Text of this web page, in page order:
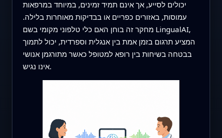
יכולים לסייע, אך אינם תמיד זמינים, במיוחד במרפאות
עמוסות, באזורים כפריים או בבדיקות מאוחרות בלילה.
מחקר זה בוחן האם כלי טלפוני מקומי בשם LingualAI,
המציע תרגום בזמן אמת בין אנגלית וספרדית, יכול לתמוך
בבטחה בשיחות בין רופא למטופל כאשר מתורגמן אנושי
אינו נגיש.